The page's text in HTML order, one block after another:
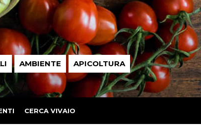
AMBIENTE APICOLTURA
CERCA VIVAIO